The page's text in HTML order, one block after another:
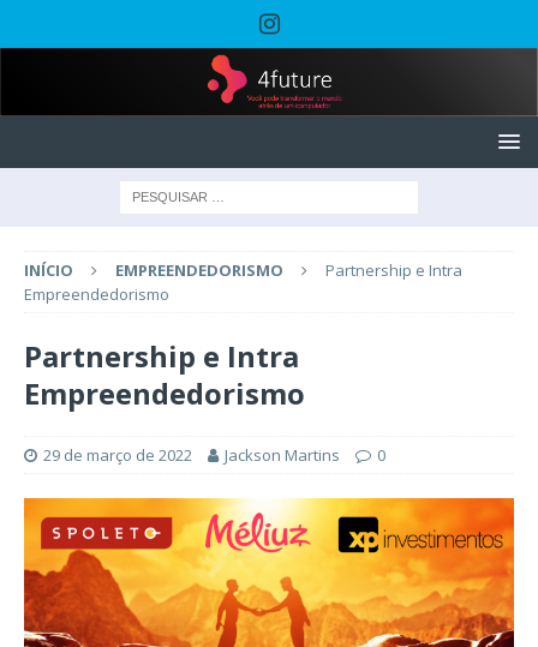
INÍCIO EMPREENDEDORISMO
Partnership e Intra
Empreendedorismo
Partnership e Intra
Empreendedorismo
29 de março de 2022 Jackson Martins 0